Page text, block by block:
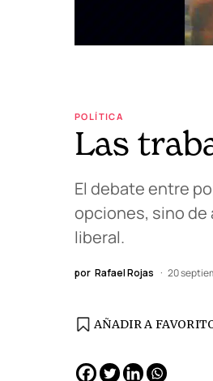
POLÍTICA
Las
El debate entre
opciones, sino de
liberal.
por Rafael Rojas 20
AÑADIR A